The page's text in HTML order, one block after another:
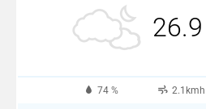
26.9
74 % 2.1kmh